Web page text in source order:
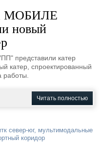
МОБИЛЕ
новый
представили катер
катер, спроектированный
работы.
Читать полностью
север-юг, мультимодальные
коридор